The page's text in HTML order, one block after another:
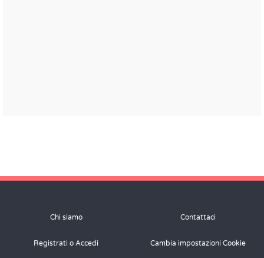
Chi siamo Contattaci
Registrati o Accedi Cambia impostazioni Cookie